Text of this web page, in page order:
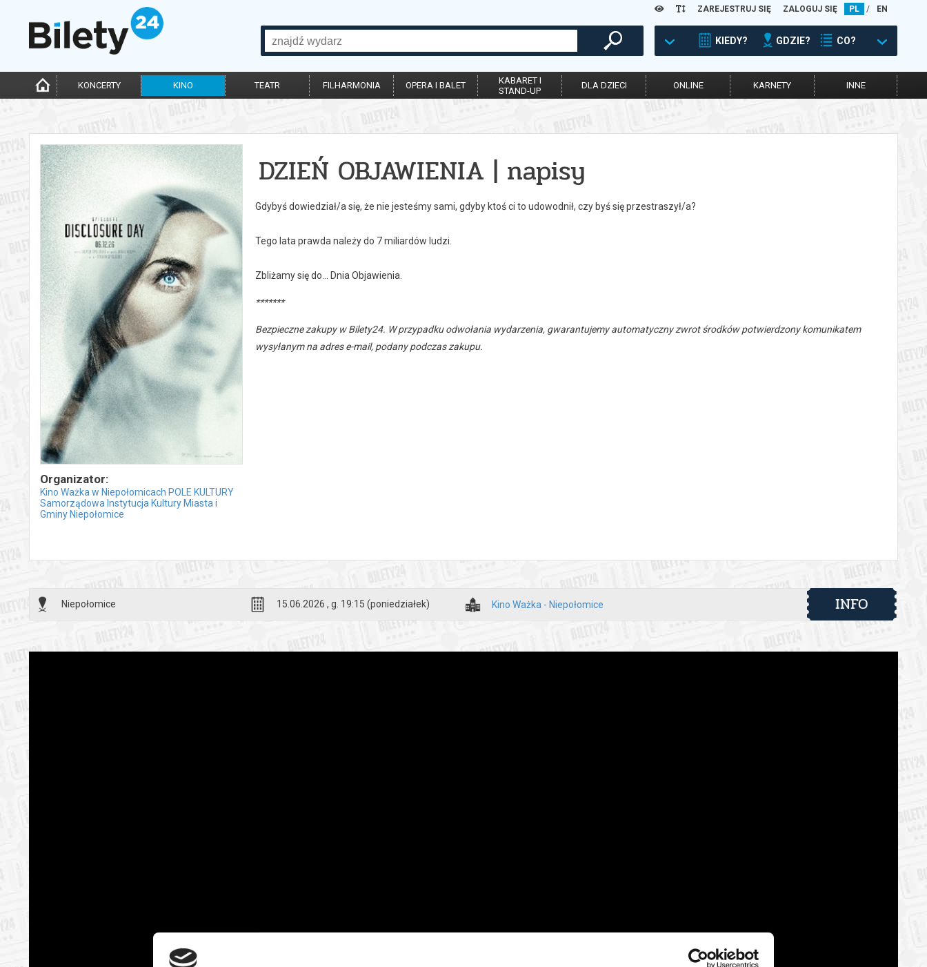
ZAREJESTRUJ SIĘ ZALOGUJ SIĘ PL / EN
KIEDY? GDZIE? CO?
KONCERTY KINO TEATR FILHARMONIA OPERA I BALET
KABARET I
STAND-UP
DLA DZIECI ONLINE KARNETY INNE
Organizator:
Kino Ważka w Niepołomicach POLE KULTURY
Samorządowa Instytucja Kultury Miasta i
Gminy Niepołomice
DZIEŃ OBJAWIENIA | napisy
Gdybyś dowiedział/a się, że nie jesteśmy sami, gdyby ktoś ci to udowodnił, czy byś się przestraszył/a?
Tego lata prawda należy do 7 miliardów ludzi.
Zbliżamy się do... Dnia Objawienia.
*******
Bezpieczne zakupy w Bilety24. W przypadku odwołania wydarzenia, gwarantujemy automatyczny zwrot środków potwierdzony komunikatem
wysyłanym na adres e-mail, podany podczas zakupu.
Niepołomice 15.06.2026 , g. 19:15 (poniedziałek) Kino Ważka - Niepołomice INFO